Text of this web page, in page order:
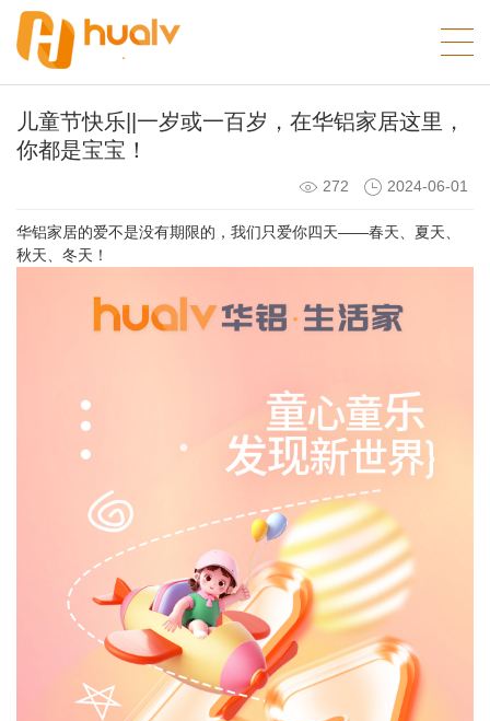
儿童节快乐||一岁或一百岁，在华铝家居这里，
你都是宝宝！
272 2024-06-01
华铝家居的爱不是没有期限的，我们只爱你四天——春天、夏天、
秋天、冬天！